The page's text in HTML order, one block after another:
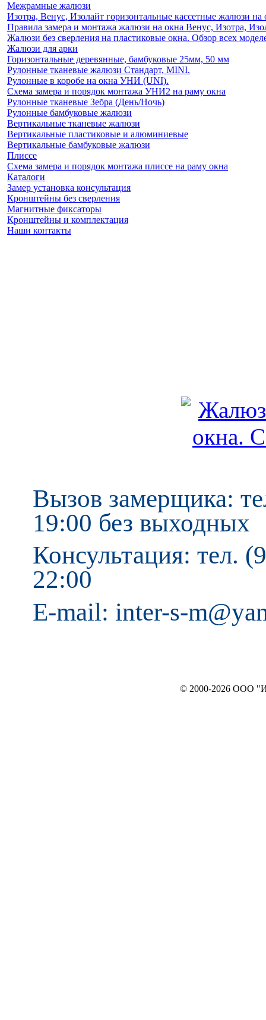
Межрамные жалюзи
Изотра, Венус, Изолайт горизонтальные кассетные жалюзи на
Правила замера и монтажа жалюзи на окна Венус, Изотра,
Жалюзи без сверления на пластиковые окна. Обзор всех
Жалюзи для арки
Горизонтальные деревянные, бамбуковые 25мм, 50 мм
Рулонные тканевые жалюзи Стандарт, MINI.
Рулонные в коробе на окна УНИ (UNI).
Схема замера и порядок монтажа УНИ2 на раму окна
Рулонные тканевые Зебра (День/Ночь)
Рулонные бамбуковые жалюзи
Вертикальные тканевые жалюзи
Вертикальные пластиковые и алюминиевые
Вертикальные бамбуковые жалюзи
Плиссе
Схема замера и порядок монтажа плиссе на раму окна
Каталоги
Замер установка консультация
Кронштейны без сверления
Магнитные фиксаторы
Кронштейны и комплектация
Наши контакты
Вызов замерщика:
19:00 без выходных
Консультация: тел.
22:00
E-mail: inter-s-
© 2000-2026 ООО "ИНТЕРЬЕР`c"